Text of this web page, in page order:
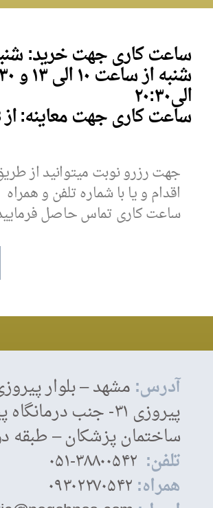
ساعت کاری جهت خرید:
شنبه از ساعت ۱۰ الی ۱۳ و
الی ۲۰:۳۰
ساعت کاری جهت معاینه: از 18 الی 20
جهت رزرو نوبت میتوانید از
اقدام و یا با شماره تلفن و
ساعت کاری تماس حاصل
آدرس:مشهد – بلوار
پیروزی ۳۱- جنب
ساختمان پزشکان – طبقه
تلفن:
همراه:۰۹۳۰۲۲۷۰۵۴۲